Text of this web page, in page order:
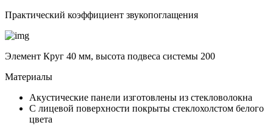
Практический коэффициент звукопоглащения
Элемент Круг 40 мм, высота подвеса системы 200
Материалы
Акустические панели изготовлены из стекловолокна
С лицевой поверхности покрыты стеклохолстом белого
цвета